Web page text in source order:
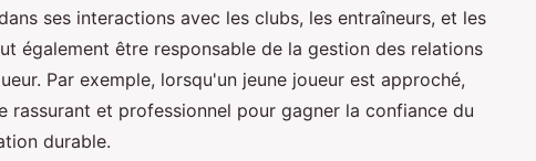
ses interactions avec les clubs, les entraîneurs, et les
également être responsable de la gestion des relations
Par exemple, lorsqu'un jeune joueur est approché,
rassurant et professionnel pour gagner la confiance du
durable.